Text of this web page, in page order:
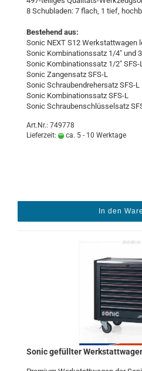
8 Schub­la­den: 7 flach, 1 tief,
Be­stehend aus:
Sonic NEXT S12 Werk­statt­wa­gen
Sonic Kom­bi­na­ti­ons­satz 1/4" und
Sonic Kom­bi­na­ti­ons­satz 1/2" SFS-
Sonic Zan­gen­satz SFS-L
Sonic Schrau­ben­dre­her­satz SFS-L
Sonic Kom­bi­na­ti­ons­satz SFS-L
Sonic Schrau­ben­schlüs­sel­satz
Art.Nr.: 749778
Lieferzeit:
ca. 5 - 10 Werktage
In den
Sonic ge­füll­ter